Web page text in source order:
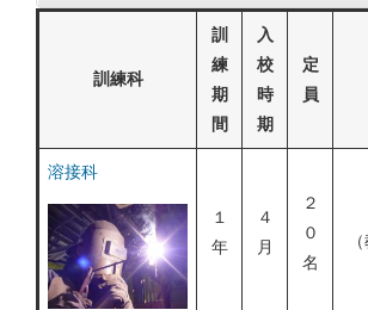
訓練科
訓
練
期
間
入
校
時
期
定
員
溶接科
１
年
４
月
２
０
名